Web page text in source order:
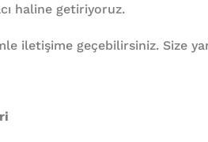
haline getiriyoruz.
iletişime geçebilirsiniz. Size